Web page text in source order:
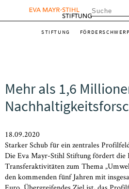
STIFTUNG
Mehr als 1,6
18.09.2020
Starker Schub für ein zentrales
Die Eva Mayr-Stihl Stiftung fördert die
Transferaktivitäten zum Thema
den kommenden fünf Jahren mit